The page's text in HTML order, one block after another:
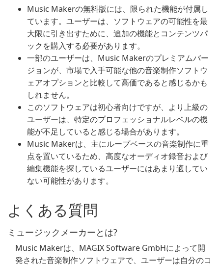
Music Makerの無料版には、限られた機能が付属し
ています。ユーザーは、ソフトウェアの可能性を最
大限に引き出すために、追加の機能とコンテンツパ
ックを購入する必要があります。
一部のユーザーは、Music Makerのプレミアムバー
ジョンが、市場で入手可能な他の音楽制作ソフトウ
ェアオプションと比較して高価であると感じるかも
しれません。
このソフトウェアは初心者向けですが、より上級の
ユーザーは、特定のプロフェッショナルレベルの機
能が不足していると感じる場合があります。
Music Makerは、主にループベースの音楽制作に重
点を置いているため、高度なオーディオ録音および
編集機能を探しているユーザーにはあまり適してい
ない可能性があります。
よくある質問
ミュージックメーカーとは?
Music Makerは、MAGIX Software GmbHによって開
発された音楽制作ソフトウェアで、ユーザーは自分のコ